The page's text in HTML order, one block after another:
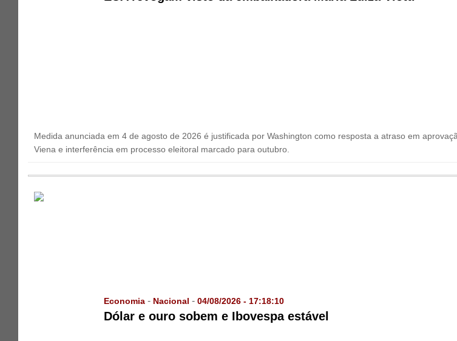
Medida anunciada em 4 de agosto de 2026 é justificada por Washington como resposta a atraso em
Viena e interferência em processo eleitoral marcado para outubro.
Economia - Nacional -04/08/2026 - 17:18:10
Dólar e ouro sobem e Ibovespa estável